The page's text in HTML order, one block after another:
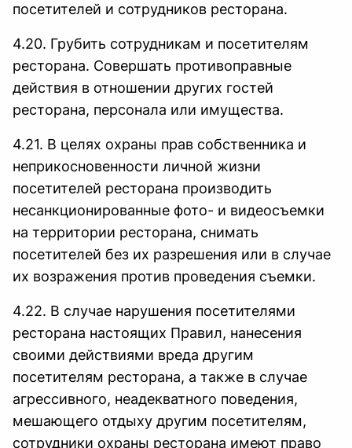
посетителей и сотрудников ресторана.
4.20. Грубить сотрудникам и посетителям
ресторана. Совершать противоправные
действия в отношении других гостей
ресторана, персонала или имущества.
4.21. В целях охраны прав собственника и
неприкосновенности личной жизни
посетителей ресторана производить
несанкционированные фото- и видеосъемки
на территории ресторана, снимать
посетителей без их разрешения или в случае
их возражения против проведения съемки.
4.22. В случае нарушения посетителями
ресторана настоящих Правил, нанесения
своими действиями вреда другим
посетителям ресторана, а также в случае
агрессивного, неадекватного поведения,
мешающего отдыху другим посетителям,
сотрудники охраны ресторана имеют право